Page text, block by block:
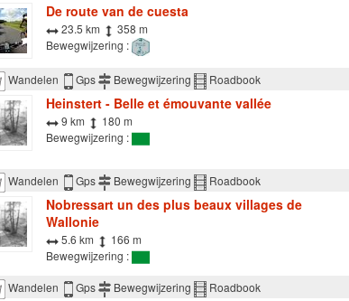
De route van de cuesta
23.5 km
358 m
Bewegwijzering :
Wandelen Gps Bewegwijzering Roadbook
Heinstert - Belle et émouvante vallée
9 km
180 m
Bewegwijzering :
Wandelen Gps Bewegwijzering Roadbook
Nobressart un des plus beaux villages de
Wallonie
5.6 km
166 m
Bewegwijzering :
Wandelen Gps Bewegwijzering Roadbook